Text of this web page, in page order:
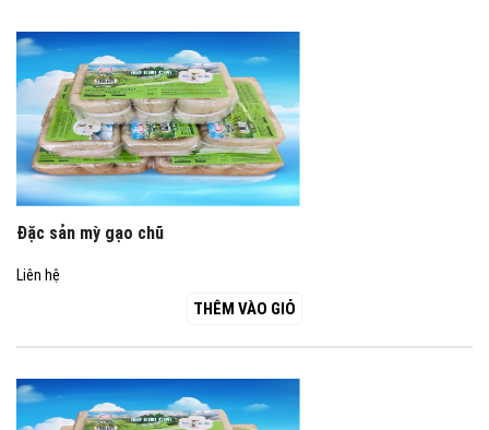
Đặc sản mỳ gạo chũ
Liên hệ
THÊM VÀO GIỎ